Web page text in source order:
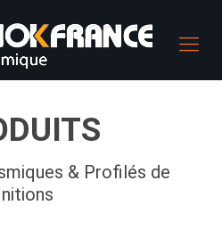
& Profilés de